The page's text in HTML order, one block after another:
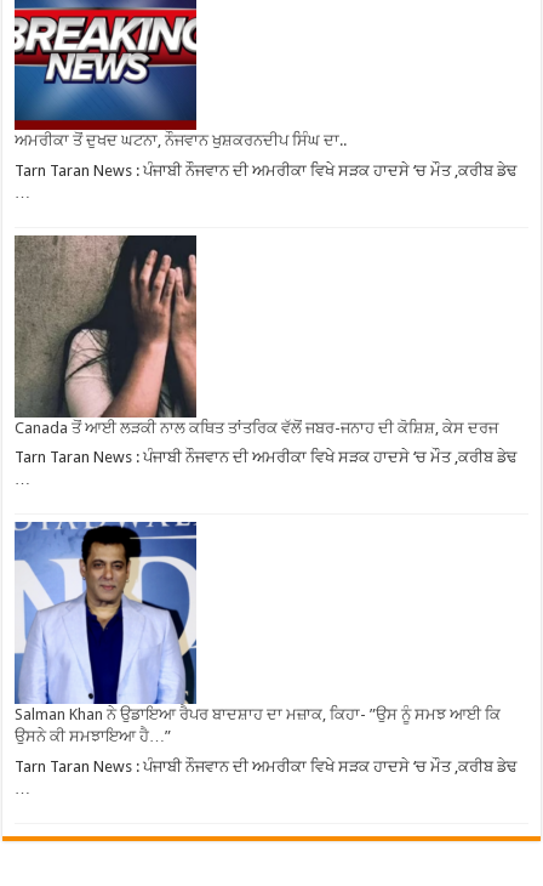
ਅਮਰੀਕਾ ਤੋਂ ਦੁਖਦ ਘਟਨਾ, ਨੌਜਵਾਨ ਖੁਸ਼ਕਰਨਦੀਪ ਸਿੰਘ ਦਾ..
Tarn Taran News : ਪੰਜਾਬੀ ਨੌਜਵਾਨ ਦੀ ਅਮਰੀਕਾ ਵਿਖੇ ਸੜਕ ਹਾਦਸੇ ‘ਚ ਮੌਤ ,ਕਰੀਬ ਡੇਢ
Canada ਤੋਂ ਆਈ ਲੜਕੀ ਨਾਲ ਕਥਿਤ ਤਾਂਤਰਿਕ ਵੱਲੋਂ ਜਬਰ-ਜਨਾਹ ਦੀ ਕੋਸ਼ਿਸ਼, ਕੇਸ ਦਰਜ
Tarn Taran News : ਪੰਜਾਬੀ ਨੌਜਵਾਨ ਦੀ ਅਮਰੀਕਾ ਵਿਖੇ ਸੜਕ ਹਾਦਸੇ ‘ਚ ਮੌਤ ,ਕਰੀਬ ਡੇਢ
…
Salman Khan ਨੇ ਉਡਾਇਆ ਰੈਪਰ ਬਾਦਸ਼ਾਹ ਦਾ ਮਜ਼ਾਕ, ਕਿਹਾ- ”ਉਸ ਨੂੰ ਸਮਝ ਆਈ ਕਿ
ਉਸਨੇ ਕੀ ਸਮਝਾਇਆ ਹੈ…”
Tarn Taran News : ਪੰਜਾਬੀ ਨੌਜਵਾਨ ਦੀ ਅਮਰੀਕਾ ਵਿਖੇ ਸੜਕ ਹਾਦਸੇ ‘ਚ ਮੌਤ ,ਕਰੀਬ ਡੇਢ